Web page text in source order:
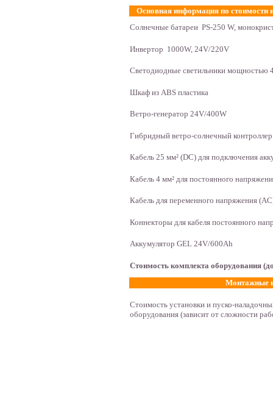
Основная информация по стоимости
Солнечные батареи PS-250 W,
Инвертор 1000W, 24V/220V
Светодиодные светильники мощностью
Шкаф из ABS пластика
Ветро-генератор 24V/400W
Гибридный ветро-солнечный
Кабель 25 мм² (DC) для подключения
Кабель 4 мм² для постоянного
Кабель для переменного напряжения
Коннекторы для кабеля постоянного
Аккумулятор GEL 24V/600Ah
Стоимость комплекта оборудования
Монтажные
Стоимость установки и пуско-
оборудования (зависит от сложности